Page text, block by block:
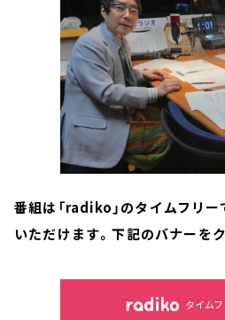
番組は「radiko」のタイムフリー
いただけます。下記のバナーを
タイム